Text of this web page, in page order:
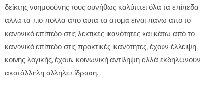
δείκτης νοημοσύνης τους συνήθως καλύπτει όλα τα επίπεδα
αλλά τα πιο πολλά από αυτά τα άτομα είναι πάνω από το
κανονικό επίπεδο στις λεκτικές ικανότητες και κάτω από το
κανονικό επίπεδο στις πρακτικές ικανότητες, έχουν έλλειψη
κοινής λογικής, έχουν κοινωνική αντίληψη αλλά εκδηλώνουν
ακατάλληλη αλληλεπίδραση.